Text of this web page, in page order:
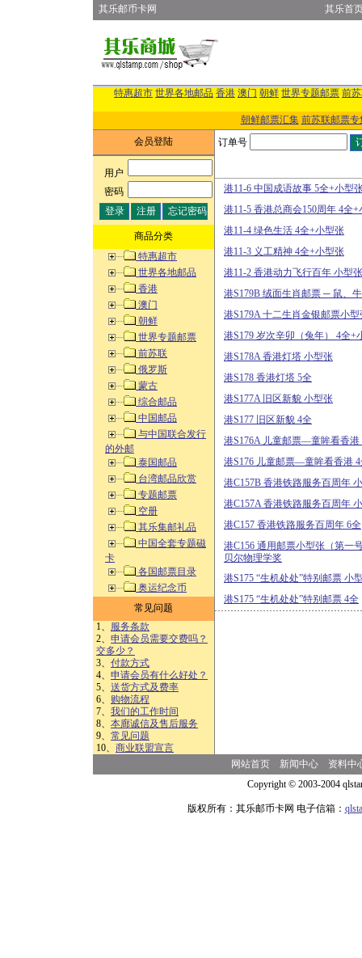
其乐邮币卡网 其乐首
特惠超市 世界各地邮品 香港 澳门 朝鲜 世界专题邮票 前
朝鲜邮票汇集 前苏联邮票专
会员登陆
用户:
密码:
商品分类
特惠超市
世界各地邮品
香港
澳门
朝鲜
世界专题邮票
前苏联
俄罗斯
蒙古
综合邮品
中国邮品
与中国联合发行
的外邮
泰国邮品
台湾邮品欣赏
专题邮票
空册
其乐集邮礼品
中国全套专题磁
卡
各国邮票目录
奥运纪念币
常见问题
1、 服务条款
2、 申请会员需要交费吗？
交多少？
3、 付款方式
4、 申请会员有什么好处？
5、 送货方式及费率
6、 购物流程
7、 我们的工作时间
8、 本廊诚信及售后服务
9、 常见问题
10、 商业联盟宣言
订单号
港11-6 中国成语故事 5全+小型
港11-5 香港总商会150周年 4全+
港11-4 绿色生活 4全+小型张
港11-3 义工精神 4全+小型张
港11-2 香港动力飞行百年 小型张
港S179B 绒面生肖邮票 ─ 鼠、
港S179A 十二生肖金银邮票小
港S179 岁次辛卯（兔年） 4全+
港S178A 香港灯塔 小型张
港S178 香港灯塔 5全
港S177A 旧区新貌 小型张
港S177 旧区新貌 4全
港S176A 儿童邮票—童眸看香港
港S176 儿童邮票—童眸看香港
港C157B 香港铁路服务百周年
港C157A 香港铁路服务百周年
港C157 香港铁路服务百周年 6全
港C156 通用邮票小型张（第一
贝尔物理学奖
港S175 “生机处处”特别邮票 小
港S175 “生机处处”特别邮票 4全
网站首页 新闻中心
资料中
Copyright © 2003-2004
版权所有：其乐邮币卡网 电子信箱：